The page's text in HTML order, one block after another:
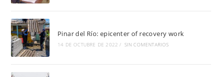
Pinar del Río: epicenter of recovery work
14 DE OCTUBRE DE 2022 / SIN COMENTARIOS